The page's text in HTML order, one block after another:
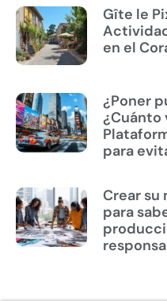
Gîte le
en el
¿Poner
¿Cuánto
para
Crear su
para